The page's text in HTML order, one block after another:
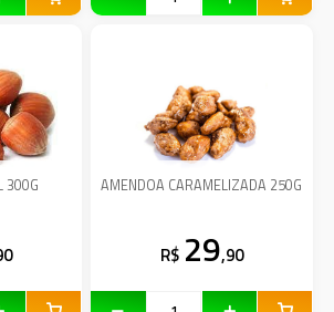
300G AMENDOA CARAMELIZADA 250G
R$ 29,90